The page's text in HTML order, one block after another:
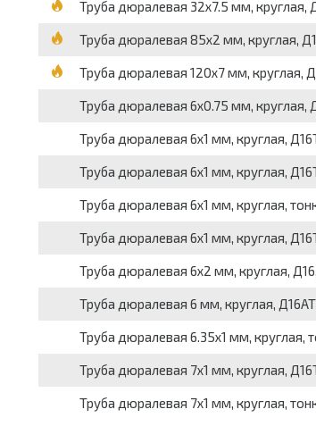
Труба дюралевая 32x7.5 мм, круглая,
Труба дюралевая 85x2 мм, круглая,
Труба дюралевая 120x7 мм, круглая,
Труба дюралевая 6x0.75 мм, круглая,
Труба дюралевая 6x1 мм, круглая,
Труба дюралевая 6x1 мм, круглая,
Труба дюралевая 6x1 мм, круглая,
Труба дюралевая 6x1 мм, круглая,
Труба дюралевая 6x2 мм, круглая,
Труба дюралевая 6 мм, круглая,
Труба дюралевая 6.35x1 мм, круглая,
Труба дюралевая 7x1 мм, круглая,
Труба дюралевая 7x1 мм, круглая,